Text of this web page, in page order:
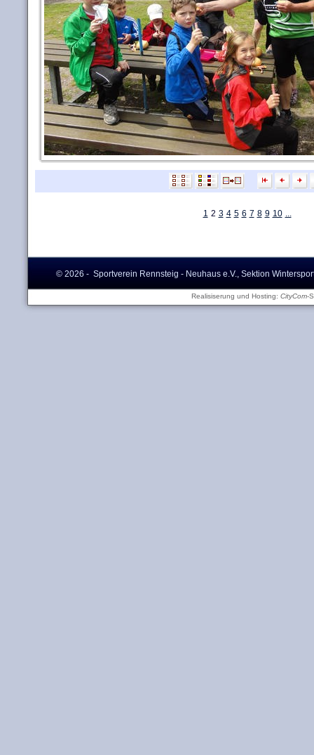
1 2 3 4 5 6 7 8 9 10 ...
© 2026 - Sportverein Rennsteig - Neuhaus e.V., Sektion
Realisiserung und Hosting: CityCom-